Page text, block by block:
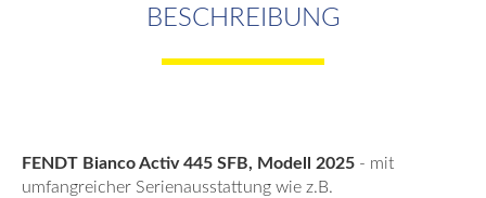
BESCHREIBUNG
FENDT Bianco Activ 445 SFB, Modell 2025 - mit
umfangreicher Serienausstattung wie z.B.